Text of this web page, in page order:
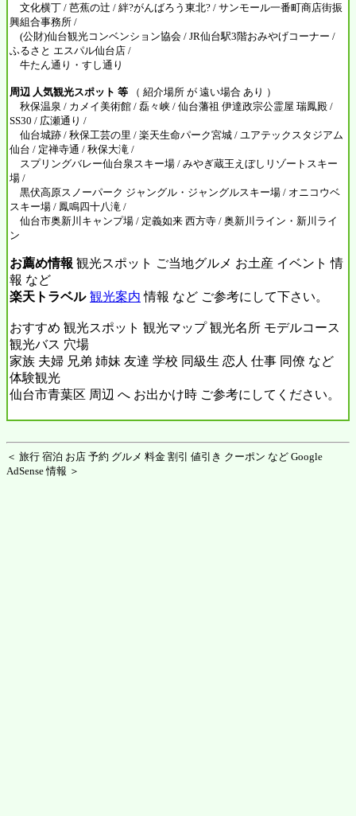
文化横丁 / 芭蕉の辻 / 絆?がんばろう東北? / サンモール一番町商店街振
興組合事務所 /
(公財)仙台観光コンベンション協会 / JR仙台駅3階おみやげコーナー /
ふるさと エスパル仙台店 /
牛たん通り・すし通り
周辺 人気観光スポット 等 （ 紹介場所 が 遠い場合 あり ）
秋保温泉 / カメイ美術館 / 磊々峡 / 仙台藩祖 伊達政宗公霊屋 瑞鳳殿 /
SS30 / 広瀬通り /
仙台城跡 / 秋保工芸の里 / 楽天生命パーク宮城 / ユアテックスタジアム
仙台 / 定禅寺通 / 秋保大滝 /
スプリングバレー仙台泉スキー場 / みやぎ蔵王えぼしリゾートスキー
場 /
黒伏高原スノーパーク ジャングル・ジャングルスキー場 / オニコウベ
スキー場 / 鳳鳴四十八滝 /
仙台市奥新川キャンプ場 / 定義如来 西方寺 / 奥新川ライン・新川ライ
ン
お薦め情報 観光スポット ご当地グルメ お土産 イベント 情
報 など
楽天トラベル 観光案内 情報 など ご参考にして下さい。
おすすめ 観光スポット 観光マップ 観光名所 モデルコース
観光バス 穴場
家族 夫婦 兄弟 姉妹 友達 学校 同級生 恋人 仕事 同僚 など
体験観光
仙台市青葉区 周辺 へ お出かけ時 ご参考にしてください。
＜ 旅行 宿泊 お店 予約 グルメ 料金 割引 値引き クーポン など Google
AdSense 情報 ＞